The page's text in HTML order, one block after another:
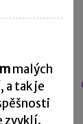
mzdy
malých
a tak je
zvyklí.